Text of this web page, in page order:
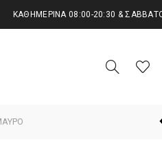
KΑΘΗΜΕΡΙΝΆ 08:00-20:30 &